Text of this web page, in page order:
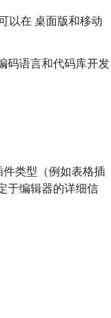
以在 桌面版和移动
码语言和代码库开发
类型（例如表格插
于编辑器的详细信